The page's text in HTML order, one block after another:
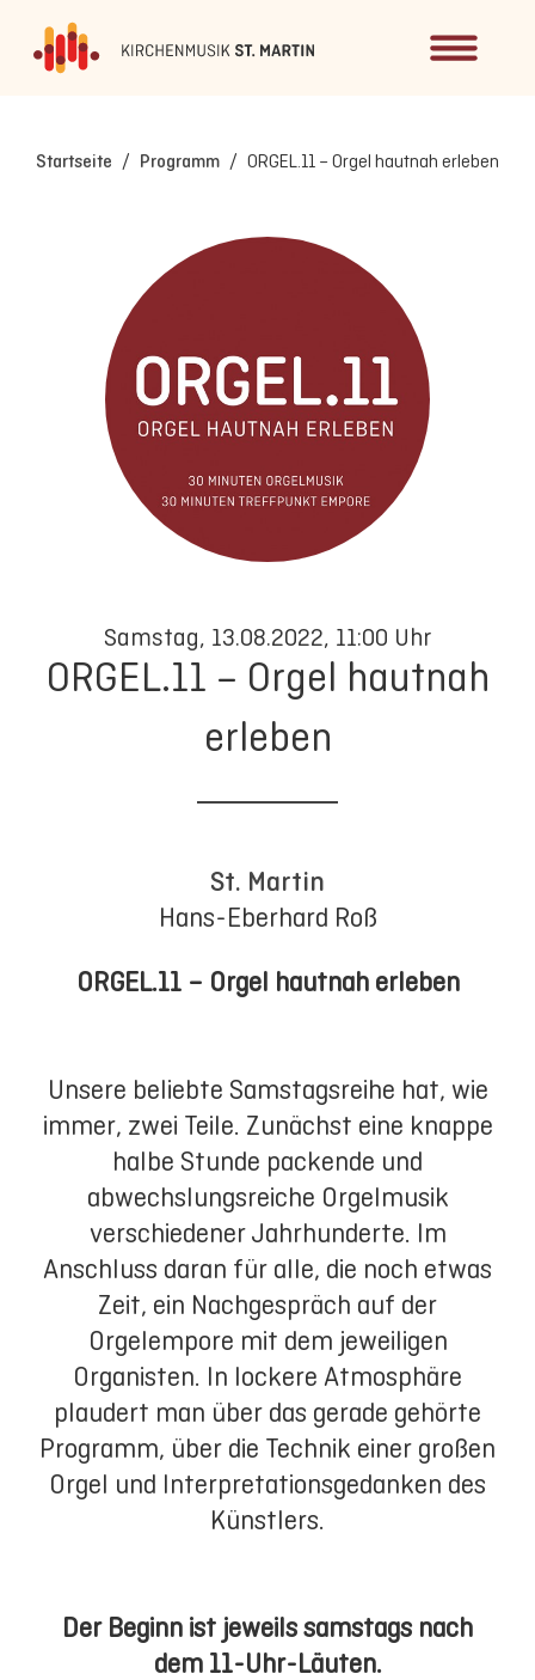
Startseite / Programm / ORGEL.11 – Orgel hautnah erleben
Samstag, 13.08.2022, 11:00 Uhr
ORGEL.11 – Orgel hautnah
erleben
St. Martin
Hans-Eberhard Roß
ORGEL.11 – Orgel hautnah erleben
Unsere beliebte Samstagsreihe hat, wie
immer, zwei Teile. Zunächst eine knappe
halbe Stunde packende und
abwechslungsreiche Orgelmusik
verschiedener Jahrhunderte. Im
Anschluss daran für alle, die noch etwas
Zeit, ein Nachgespräch auf der
Orgelempore mit dem jeweiligen
Organisten. In lockere Atmosphäre
plaudert man über das gerade gehörte
Programm, über die Technik einer großen
Orgel und Interpretationsgedanken des
Künstlers.
Der Beginn ist jeweils samstags nach
dem 11-Uhr-Läuten.